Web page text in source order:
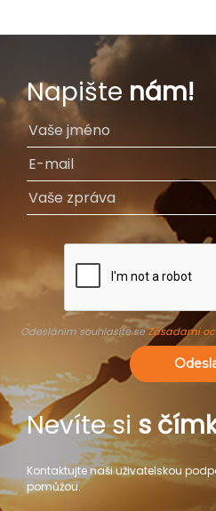
Napište nám!
Odesláním souhlasíte seZásadami
Nevíte si s
Kontaktujte naši uživatelskou
pomůžou.